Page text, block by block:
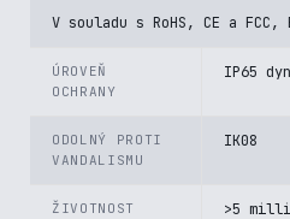
V souladu s RoHS, CE a FCC,
ÚROVEŇ
OCHRANY
IP65
ODOLNÝ PROTI
VANDALISMU
IK08
ŽIVOTNOST
>5